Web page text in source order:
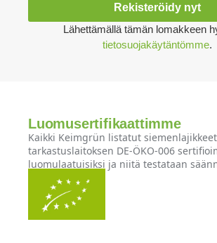
Rekisteröidy nyt
Lähettämällä tämän lomakkeen
tietosuojakäytäntömme.
Luomusertifikaattimme
Kaikki Keimgrün listatut
tarkastuslaitoksen DE-ÖKO-006
luomulaatuisiksi ja niitä testataan